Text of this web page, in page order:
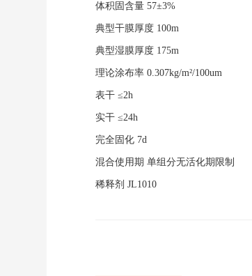
体积固含量 57±3%
典型干膜厚度 100m
典型湿膜厚度 175m
理论涂布率 0.307kg/m²/100um
表干 ≤2h
实干 ≤24h
完全固化 7d
混合使用期 单组分无活化期限制
稀释剂 JL1010